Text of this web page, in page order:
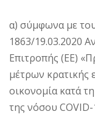
α) σύμφωνα με
1863/19.03.2020
Επιτροπής (ΕΕ)
μέτρων κρατικής
οικονομία κατά
της νόσου COVID-